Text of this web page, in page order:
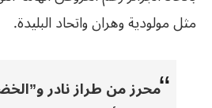
مثل مولودية وهران واتحاد البليدة.
محرز من طراز نادر